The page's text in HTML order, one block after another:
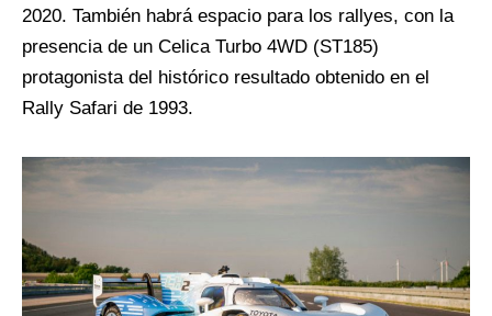
2020. También habrá espacio para los rallyes, con la
presencia de un Celica Turbo 4WD (ST185)
protagonista del histórico resultado obtenido en el
Rally Safari de 1993.